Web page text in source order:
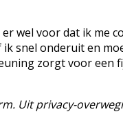
wel voor dat ik me
snel onderuit en
zorgt voor een
Uit privacy-